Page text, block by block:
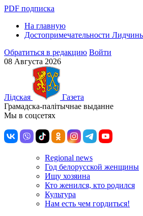
PDF подписка
На главную
Достопримечательности
Обратиться в редакцию Войти
08 Августа 2026
Лiдская
Газета
Грамадска-палiтычнае выданне
Мы в соцсетях
Regional news
Год белорусской женщины
Ищу хозяина
Кто женился, кто родился
Культура
Нам есть чем гордиться!